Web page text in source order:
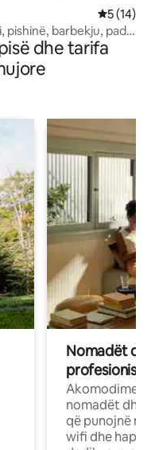
Vlerësimi
5 (14)
pishinë, barbekju, padel
dhe tarifa
Nomadët
Akomodime
nomadët dhe
që punojnë në
wifi dhe